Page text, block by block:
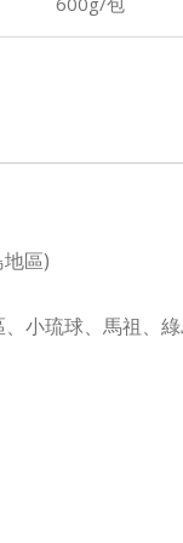
區)
小琉球、馬祖、